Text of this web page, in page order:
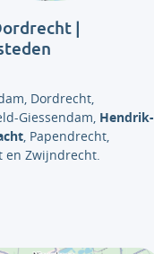
|
Dordrecht,
Giessendam, Hendrik-
, Papendrecht,
en Zwijndrecht.